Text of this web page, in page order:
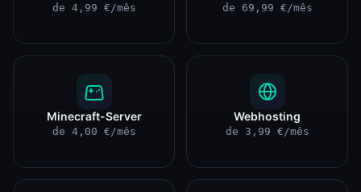
de 4,99 €/mês de 69,99 €/mês
Minecraft-Server
de 4,00 €/mês
Webhosting
de 3,99 €/mês